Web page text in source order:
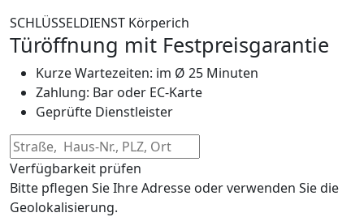
SCHLÜSSELDIENST Körperich
Türöffnung mit Festpreisgarantie
Kurze Wartezeiten: im Ø 25 Minuten
Zahlung: Bar oder EC-Karte
Geprüfte Dienstleister
Verfügbarkeit prüfen
Bitte pflegen Sie Ihre Adresse oder verwenden Sie die
Geolokalisierung.